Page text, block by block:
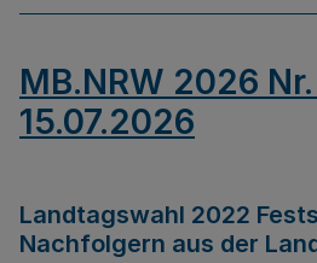
MB.NRW 2026
15.07.2026
Landtagswahl 2022
Nachfolgern aus der